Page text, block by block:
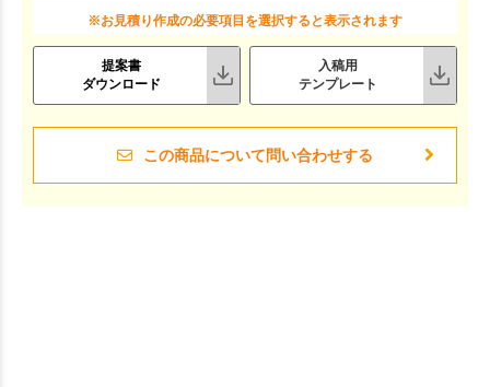
※お見積り作成の必要項目を選択すると表示されます
提案書
ダウンロード
入稿用
テンプレート
この商品について問い合わせする